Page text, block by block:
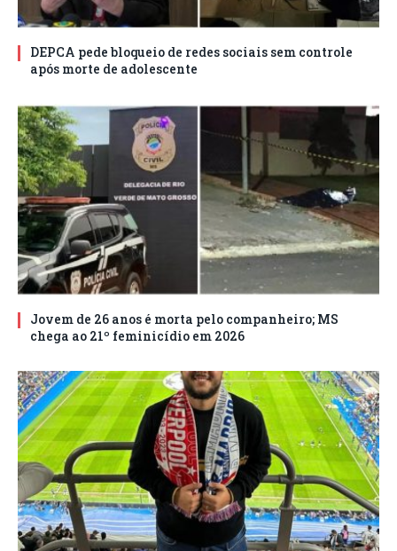
DEPCA pede bloqueio de redes sociais sem controle
após morte de adolescente
Jovem de 26 anos é morta pelo companheiro; MS
chega ao 21º feminicídio em 2026